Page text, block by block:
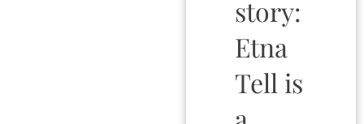
story:
Etna
Tell is